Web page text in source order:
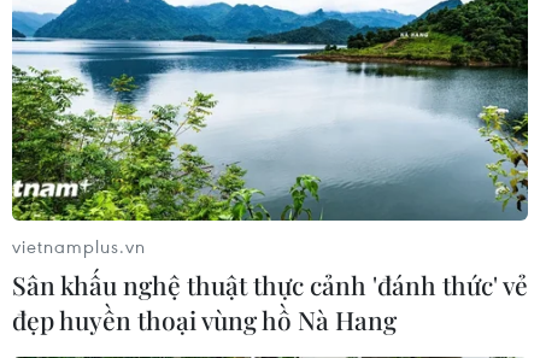
vietnamplus.vn
Sân khấu nghệ thuật thực cảnh 'đánh thức' vẻ
đẹp huyền thoại vùng hồ Nà Hang